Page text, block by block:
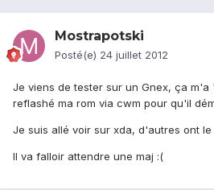
Mostrapotski
Posté(e) 24 juillet 2012
Je viens de tester sur un Gnex, ça
reflashé ma rom via cwm pour qu'il
Je suis allé voir sur xda, d'autres ont le
Il va falloir attendre une maj :(